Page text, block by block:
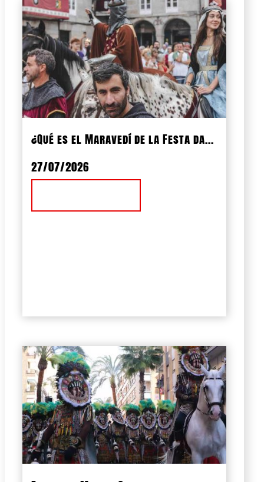
¿Qué es el Maravedí de la Festa da...
27/07/2026